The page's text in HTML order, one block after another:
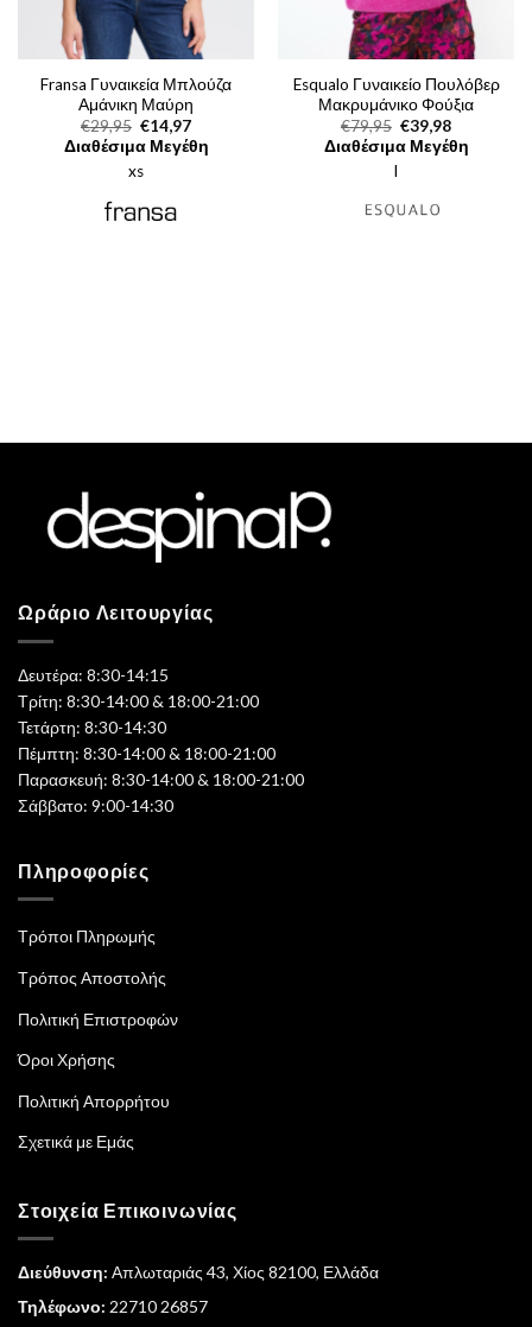
Fransa Γυναικεία Μπλούζα
Αμάνικη Μαύρη
€29,95 Original
price
was:
€29,95.
€14,97Η
τρέχουσα
τιμή
Διαθέσιμα Μεγέθη
xs
Esqualo Γυναικείο Πουλόβερ
Μακρυμάνικο Φούξια
€79,95 Original
price
was:
€39,98Η
τρέχουσα
τιμή
Διαθέσιμα Μεγέθη
l
Ωράριο Λειτουργίας
Δευτέρα: 8:30-14:15
Τρίτη: 8:30-14:00 & 18:00-21:00
Τετάρτη: 8:30-14:30
Πέμπτη: 8:30-14:00 & 18:00-21:00
Παρασκευή: 8:30-14:00 & 18:00-21:00
Σάββατο: 9:00-14:30
Πληροφορίες
Τρόποι Πληρωμής
Τρόπος Αποστολής
Πολιτική Επιστροφών
Όροι Χρήσης
Πολιτική Απορρήτου
Σχετικά με Εμάς
Στοιχεία Επικοινωνίας
Διεύθυνση: Απλωταριάς 43, Χίος 82100, Ελλάδα
Τηλέφωνο: 22710 26857